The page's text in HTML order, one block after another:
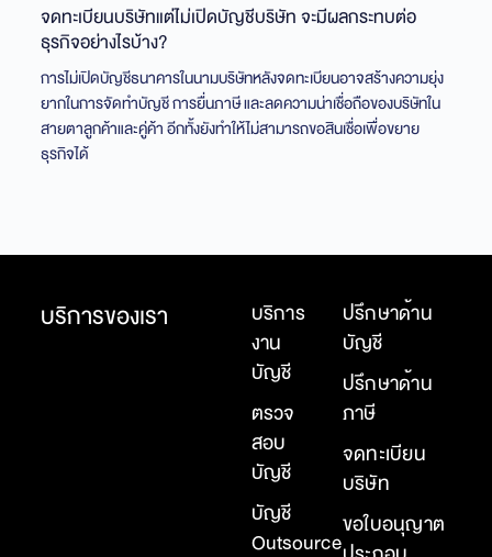
จดทะเบียนบริษัทแต่ไม่เปิดบัญชีบริษัท จะมีผลกระทบต่อ
ธุรกิจอย่างไรบ้าง?
การไม่เปิดบัญชีธนาคารในนามบริษัทหลังจดทะเบียนอาจสร้างความยุ่ง
ยากในการจัดทำบัญชี การยื่นภาษี และลดความน่าเชื่อถือของบริษัทใน
สายตาลูกค้าและคู่ค้า อีกทั้งยังทำให้ไม่สามารถขอสินเชื่อเพื่อขยาย
ธุรกิจได้
บริการของเรา
บริการ
งาน
บัญชี
ตรวจ
สอบ
บัญชี
บัญชี
Outsource
ปรึกษาด้าน
บัญชี
ปรึกษาด้าน
ภาษี
จดทะเบียน
บริษัท
ขอใบอนุญาต